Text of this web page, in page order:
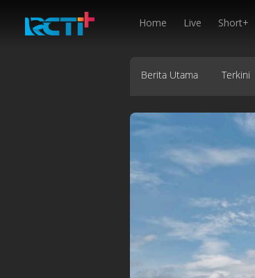
Home Live Short+
Berita Utama Terkini